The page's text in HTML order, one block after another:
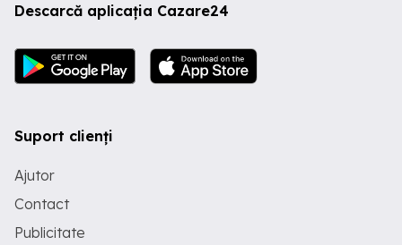
Descarcă aplicația Cazare24
Suport clienți
Ajutor
Contact
Publicitate